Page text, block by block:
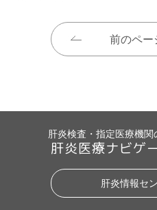
前のペー
肝炎検査・指定医療機関
肝炎医療ナビゲ
肝炎情報セ